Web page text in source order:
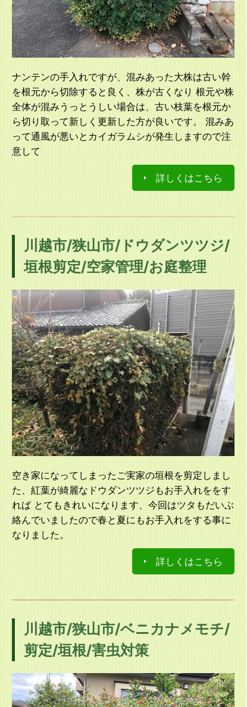
ナンテンの手入れですが、混みあった大株は古い幹
を根元から切除すると良く、株が古くなり 根元や株
全体が混みうっとうしい場合は、古い枝葉を根元か
ら切り取って新しく更新した方が良いです。 混みあ
って通風が悪いとカイガラムシが発生しますので注
意して
詳しくはこちら
川越市/狭山市/ドウダンツツジ/
垣根剪定/空家管理/お庭整理
空き家になってしまったご実家の垣根を剪定しまし
た、紅葉が綺麗なドウダンツツジもお手入れををす
れば とてもきれいになります、今回はツタもだいぶ
絡んでいましたので春と夏にもお手入れをする事に
なりました。
詳しくはこちら
川越市/狭山市/ベニカナメモチ/
剪定/垣根/害虫対策